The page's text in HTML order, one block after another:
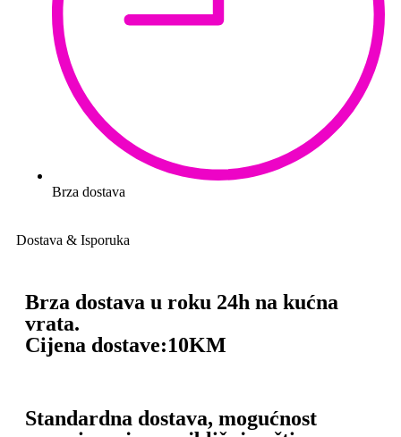
Brza dostava
Dostava & Isporuka
Brza dostava u roku 24h na kućna
vrata.
Cijena dostave:10KM
Standardna dostava, mogućnost